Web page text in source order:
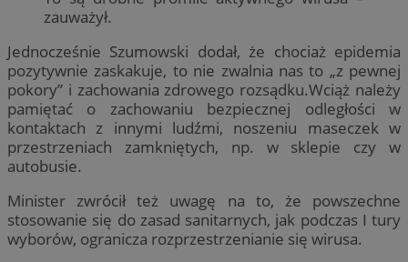
zauważył.
Jednocześnie Szumowski dodał, że chociaż epidemia
pozytywnie zaskakuje, to nie zwalnia nas to „z pewnej
pokory” i zachowania zdrowego rozsądku.Wciąż należy
pamiętać o zachowaniu bezpiecznej odległości w
kontaktach z innymi ludźmi, noszeniu maseczek w
przestrzeniach zamkniętych, np. w sklepie czy w
autobusie.
Minister zwrócił też uwagę na to, że powszechne
stosowanie się do zasad sanitarnych, jak podczas I tury
wyborów, ogranicza rozprzestrzenianie się wirusa.